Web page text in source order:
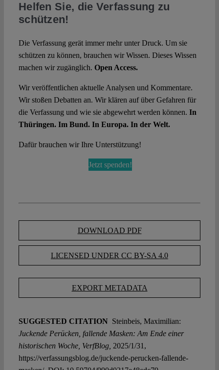
Helfen Sie, die Verfassung zu
schützen!
Die Verfassung gerät immer mehr unter Druck. Um sie
schützen zu können, brauchen wir Wissen. Dieses Wissen
machen wir zugänglich. Open Access.
Wir veröffentlichen aktuelle Analysen und Kommentare.
Wir stoßen Debatten an. Wir klären auf über Gefahren für
die Verfassung und wie sie abgewehrt werden können. In
Thüringen. Im Bund. In Europa. In der Welt.
Dafür brauchen wir Ihre Unterstützung!
Jetzt spenden!
DOWNLOAD PDF
LICENSED UNDER CC BY-SA 4.0
EXPORT METADATA
SUGGESTED CITATION Steinbeis, Maximilian:
Juckende Perücken, fallende Masken: Am Ende einer
historischen Woche, VerfBlog, 2025/1/31,
https://verfassungsblog.de/juckende-perucken-fallende-